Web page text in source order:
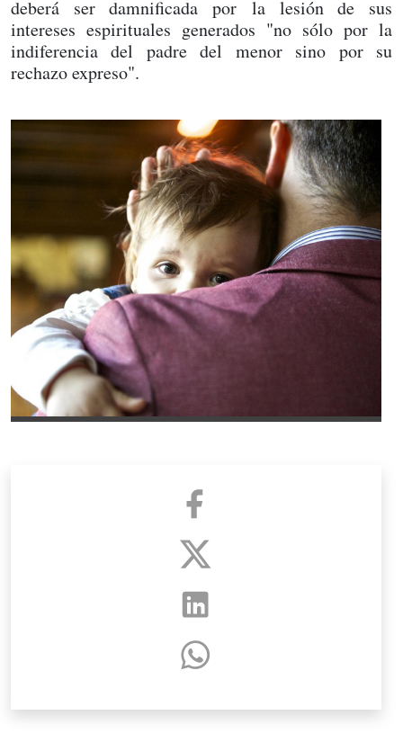
deberá ser damnificada por la lesión de sus
intereses espirituales generados "no sólo por la
indiferencia del padre del menor sino por su
rechazo expreso".